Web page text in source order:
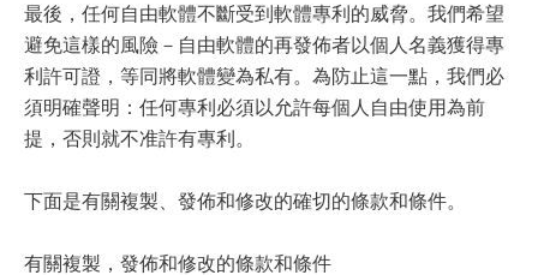
最後，任何自由軟體不斷受到軟體專利的威脅。我們希望
避免這樣的風險－自由軟體的再發佈者以個人名義獲得專
利許可證，等同將軟體變為私有。為防止這一點，我們必
須明確聲明：任何專利必須以允許每個人自由使用為前
提，否則就不准許有專利。
下面是有關複製、發佈和修改的確切的條款和條件。
有關複製，發佈和修改的條款和條件